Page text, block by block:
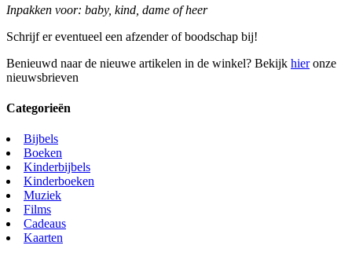
Inpakken voor: baby, kind, dame of heer
Schrijf er eventueel een afzender of boodschap bij!
Benieuwd naar de nieuwe artikelen in de winkel? Bekijk hieronze
nieuwsbrieven
Categorieën
Bijbels
Boeken
Kinderbijbels
Kinderboeken
Muziek
Films
Cadeaus
Kaarten